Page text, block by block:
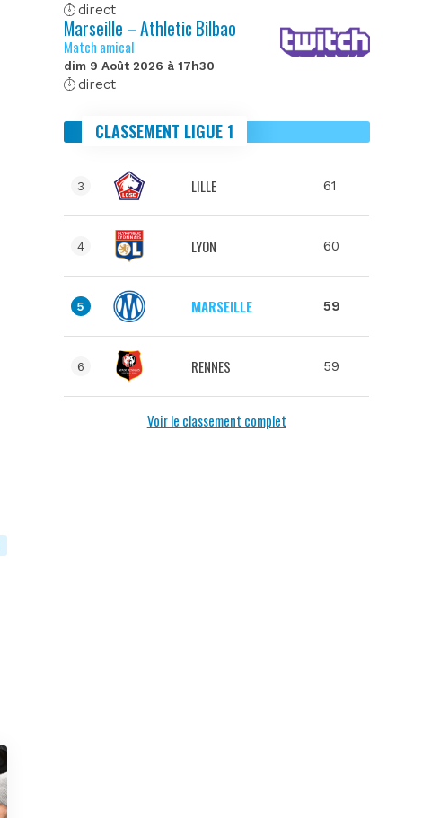
direct
Marseille – Athletic Bilbao
Match amical
dim 9 Août 2026 à 17h30
direct
CLASSEMENT LIGUE 1
3 LILLE 61
4 LYON 60
5 MARSEILLE 59
6 RENNES 59
Voir le classement complet